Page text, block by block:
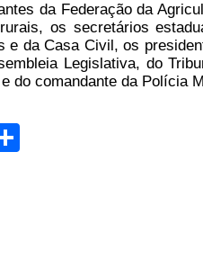
da Federação da
os secretários
e da Casa Civil, os
Legislativa, do
do comandante da Polícia